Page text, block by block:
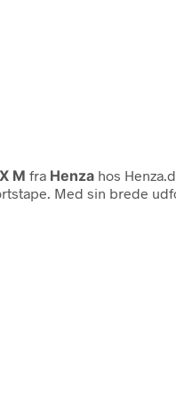
M fra Henza hos
Med sin brede